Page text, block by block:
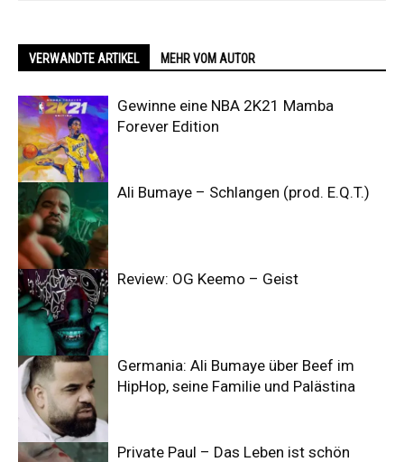
VERWANDTE ARTIKEL MEHR VOM AUTOR
Gewinne eine NBA 2K21 Mamba
Forever Edition
Ali Bumaye – Schlangen (prod. E.Q.T.)
Review: OG Keemo – Geist
Germania: Ali Bumaye über Beef im
HipHop, seine Familie und Palästina
Private Paul – Das Leben ist schön